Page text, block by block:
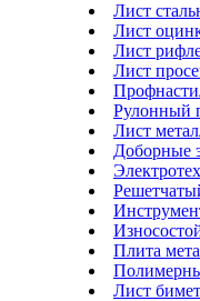
Лист
Лист
Лист
Лист
Рулонный
Лист
Доборные
Плита
Лист